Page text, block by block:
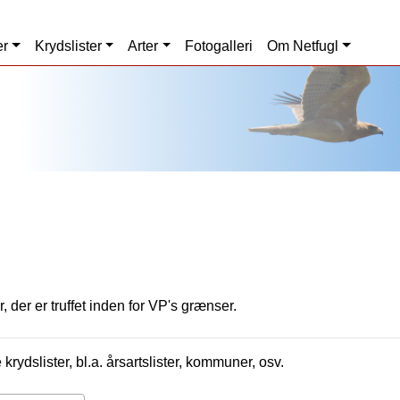
Krydslister Arter Fotogalleri Om Netfugl
der er truffet inden for VP's grænser.
bl.a. årsartslister, kommuner, osv.